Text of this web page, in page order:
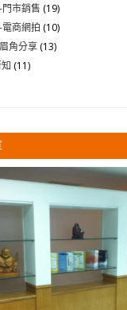
市銷售 (19)
商網拍 (10)
角分享(13)
(11)